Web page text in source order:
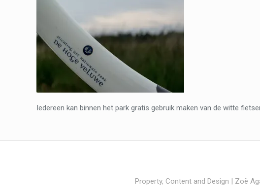
Iedereen kan binnen het park gratis gebruik maken van de witte
Property, Content and Design | Zoë